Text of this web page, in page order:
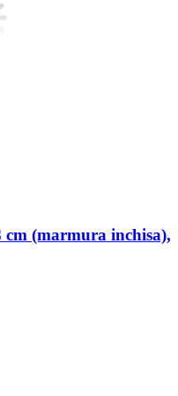
(marmura inchisa),